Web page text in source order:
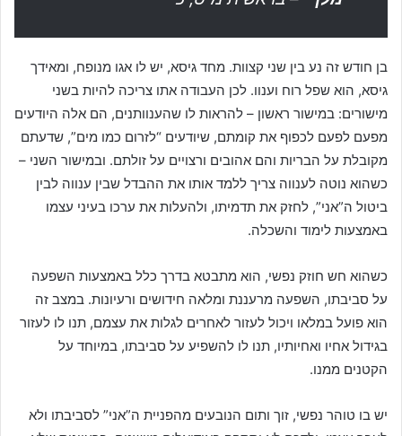
בן חודש זה נע בין שני קצוות. מחד גיסא, יש לו אגו מנופח, ומאידך
גיסא, הוא שפל רוח וענוו. לכן העבודה אתו צריכה להיות בשני
מישורים: במישור ראשון – להראות לו שהענוותנים, הם אלה היודעים
מפעם לפעם לכפוף את קומתם, שיודעים “לזרום כמו מים”, שדעתם
מקובלת על הבריות והם אהובים ורצויים על זולתם. ובמישור השני –
כשהוא נוטה לענווה צריך ללמד אותו את ההבדל שבין ענווה לבין
ביטול ה”אני”, לחזק את תדמיתו, ולהעלות את ערכו בעיני עצמו
באמצעות לימוד והשכלה.
כשהוא חש חוזק נפשי, הוא מתבטא בדרך כלל באמצעות השפעה
על סביבתו, השפעה מרעננת ומלאה חידושים ורעיונות. במצב זה
הוא פועל במלאו ויכול לעזור לאחרים לגלות את עצמם, תנו לו לעזור
בגידול אחיו ואחיותיו, תנו לו להשפיע על סביבתו, במיוחד על
הקטנים ממנו.
יש בו טוהר נפשי, זוך ותום הנובעים מהפניית ה”אני” לסביבתו ולא